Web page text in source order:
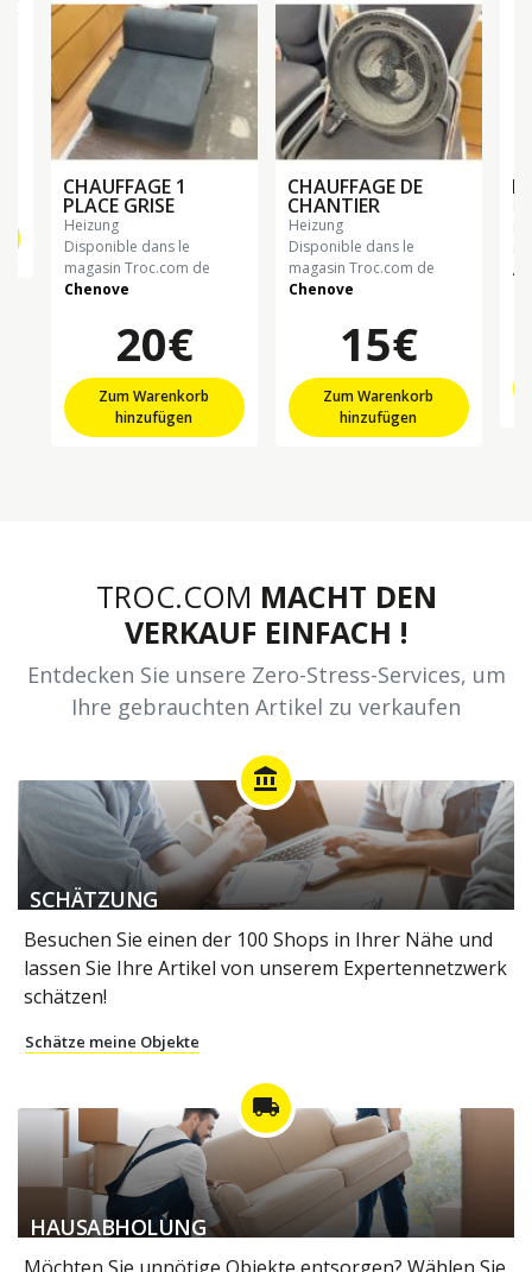
CHAUFFAGE 1
PLACE GRISE
heizung
Disponible dans le
magasin Troc.com de
Chenove
20€
Zum Warenkorb
hinzufügen
CHAUFFAGE DE
CHANTIER
heizung
Disponible dans le
magasin Troc.com de
Chenove
15€
Zum Warenkorb
hinzufügen
TROC.COM MACHT DEN
VERKAUF EINFACH !
Entdecken Sie unsere Zero-Stress-Services, um
Ihre gebrauchten Artikel zu verkaufen
account_balance
SCHÄTZUNG
Besuchen Sie einen der 100 Shops in Ihrer Nähe und
lassen Sie Ihre Artikel von unserem Expertennetzwerk
schätzen!
Schätze meine Objekte
local_shipping
HAUSABHOLUNG